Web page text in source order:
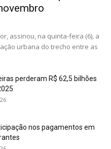
assinou, na quinta-feira (6), a
urbana do trecho entre as
perderam R$ 62,5 bilhões
nos pagamentos em